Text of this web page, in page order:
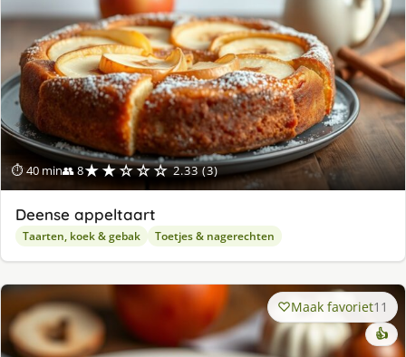
⏱ 40 min👥 8★★☆☆☆ 2.33 (3)
Deense appeltaart
Taarten, koek & gebak Toetjes & nagerechten
Maak favoriet11
👍